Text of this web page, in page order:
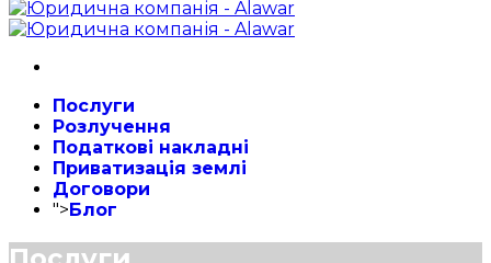
Послуги
Розлучення
Податкові накладні
Приватизація землі
Договори
">Блог